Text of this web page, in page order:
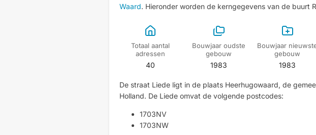
Waard. Hieronder worden de kerngegevens van de buurt
Totaal aantal
adressen
40
Bouwjaar oudste
gebouw
1983
Bouwjaar
gebouw
1983
De straat Liede ligt in de plaats Heerhugowaard, de
Holland. De Liede omvat de volgende postcodes:
1703NV
1703NW